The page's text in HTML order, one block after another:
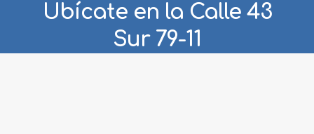
Ubícate en la Calle 43
Sur 79-11